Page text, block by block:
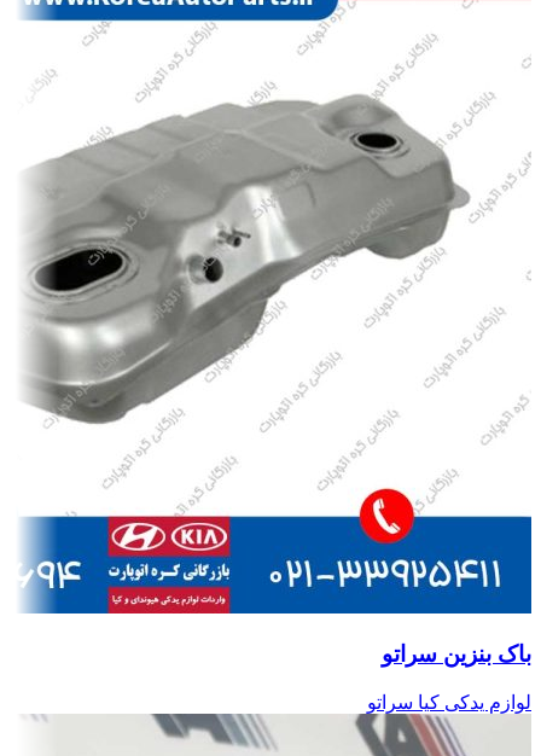
باک بنزین سراتو
لوازم یدکی کیا سراتو